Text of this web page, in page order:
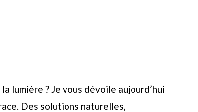
lumière ? Je vous dévoile aujourd’hui
Des solutions naturelles,